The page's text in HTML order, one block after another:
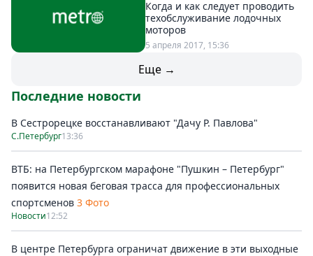
Когда и как следует проводить
техобслуживание лодочных
моторов
5 апреля 2017, 15:36
Еще →
Последние новости
В Сестрорецке восстанавливают "Дачу Р. Павлова"
С.Петербург13:36
ВТБ: на Петербургском марафоне "Пушкин – Петербург"
появится новая беговая трасса для профессиональных
спортсменов 3 Фото
Новости12:52
В центре Петербурга ограничат движение в эти выходные